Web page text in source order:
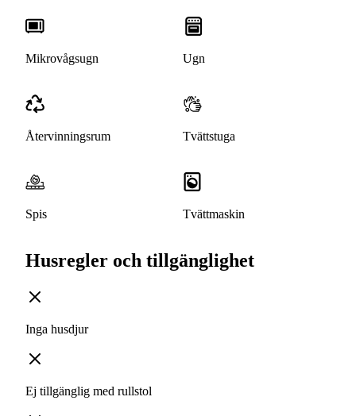
Mikrovågsugn Ugn
Återvinningsrum Tvättstuga
Spis Tvättmaskin
Husregler och tillgänglighet
Inga husdjur
Ej tillgänglig med rullstol